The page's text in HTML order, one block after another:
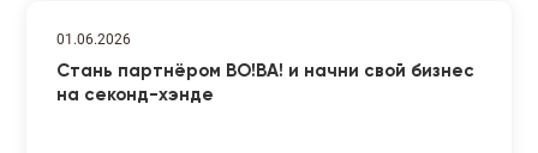
01.06.2026
Стань партнёром ВО!ВА! и начни свой бизнес
на секонд-хэнде